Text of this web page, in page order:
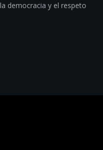
democracia y el respeto